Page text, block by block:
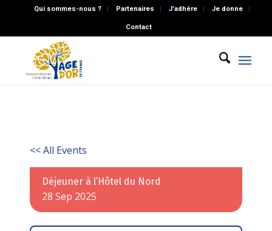
Qui sommes-nous ? Partenaires J’adhère Je donne
Contact
<< All Events
Déjeuner à l’Hôtel du Nord
28 Sep 2025